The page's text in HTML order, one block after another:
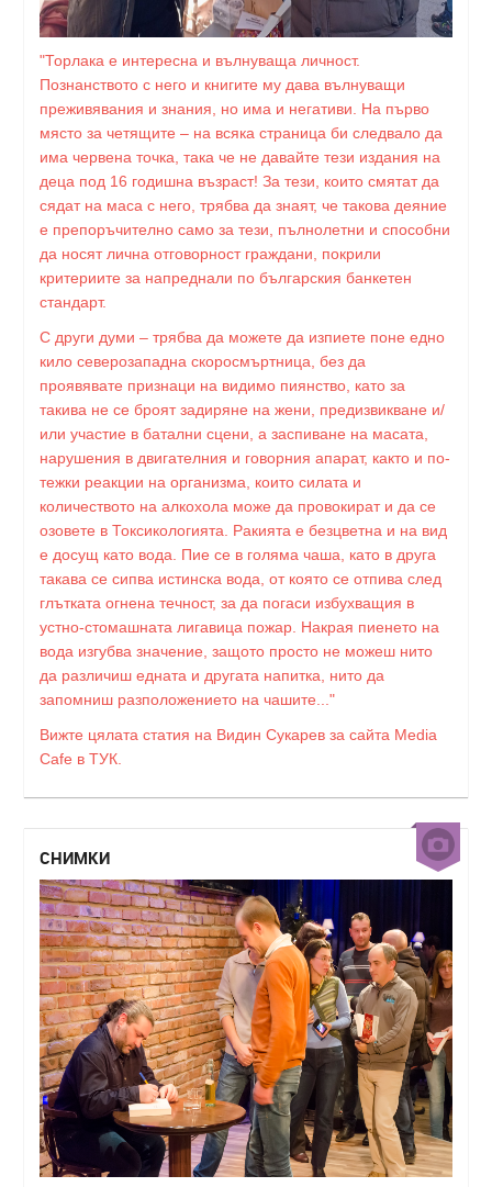
"Торлака е интересна и вълнуваща личност.
Познанството с него и книгите му дава вълнуващи
преживявания и знания, но има и негативи. На първо
място за четящите – на всяка страница би следвало да
има червена точка, така че не давайте тези издания на
деца под 16 годишна възраст! За тези, които смятат да
сядат на маса с него, трябва да знаят, че такова деяние
е препоръчително само за тези, пълнолетни и способни
да носят лична отговорност граждани, покрили
критериите за напреднали по българския банкетен
стандарт.
С други думи – трябва да можете да изпиете поне едно
кило северозападна скоросмъртница, без да
проявявате признаци на видимо пиянство, като за
такива не се броят задиряне на жени, предизвикване и/
или участие в батални сцени, а заспиване на масата,
нарушения в двигателния и говорния апарат, както и по-
тежки реакции на организма, които силата и
количеството на алкохола може да провокират и да се
озовете в Токсикологията. Ракията е безцветна и на вид
е досущ като вода. Пие се в голяма чаша, като в друга
такава се сипва истинска вода, от която се отпива след
глътката огнена течност, за да погаси избухващия в
устно-стомашната лигавица пожар. Накрая пиенето на
вода изгубва значение, защото просто не можеш нито
да различиш едната и другата напитка, нито да
запомниш разположението на чашите..."
Вижте цялата статия на Видин Сукарев за сайта Media
Cafe в ТУК.
СНИМКИ